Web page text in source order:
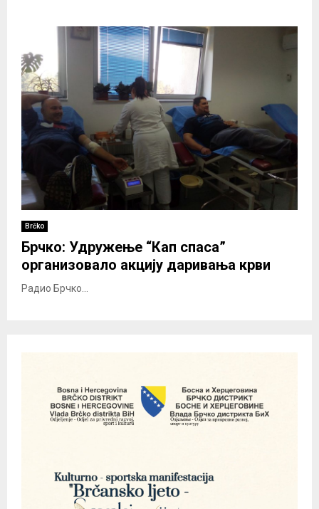
Brčko
Брчко: Удружење “Кап спаса”
организовало акцију даривања крви
Радио Брчко...